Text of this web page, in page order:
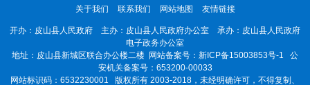
关于我们 联系我们 网站地图 友情链接
开办：皮山县人民政府 主办：皮山县人民政府办公室 承办：皮山县人民政府
电子政务办公室
地址：皮山县新城区联合办公楼二楼 网站备案号： 新ICP备15003853号-1
公
安机关备案号：653200-00033
网站标识码：6532230001 版权所有 2003-2018，未经明确许可，不得复制、